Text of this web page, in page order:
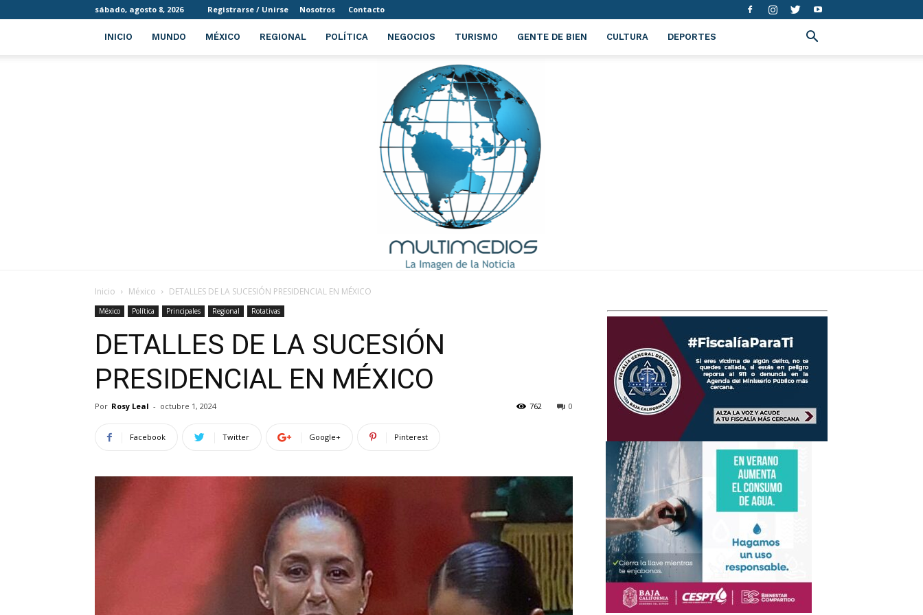
sábado, agosto 8, 2026 Registrarse / Unirse Nosotros Contacto
INICIO MUNDO MÉXICO REGIONAL POLÍTICA NEGOCIOS TURISMO GENTE DE BIEN CULTURA DEPORTES
Inicio México DETALLES DE LA SUCESIÓN PRESIDENCIAL EN MÉXICO
México Política Principales Regional Rotativas
DETALLES DE LA SUCESIÓN
PRESIDENCIAL EN MÉXICO
Por Rosy Leal - octubre 1, 2024 0
762
Facebook Twitter Google+ Pinterest